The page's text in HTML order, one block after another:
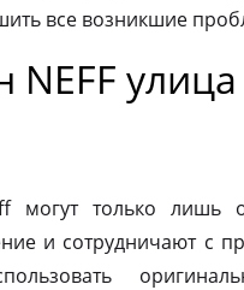
все возникшие
улица
могут только лишь
и сотрудничают с